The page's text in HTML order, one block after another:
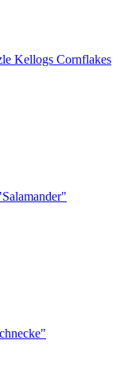
Kellogs Cornflakes